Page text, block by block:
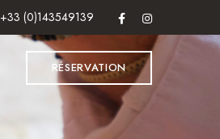
+33 (0)143549139
RÉSERVATION